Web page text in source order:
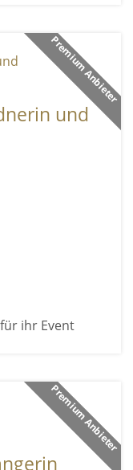
Premium Anbieter
und
ihr Event
Premium Anbieter